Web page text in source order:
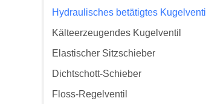
Hydraulisches betätigtes Kugelventil
Kälteerzeugendes Kugelventil
Elastischer Sitzschieber
Dichtschott-Schieber
Floss-Regelventil